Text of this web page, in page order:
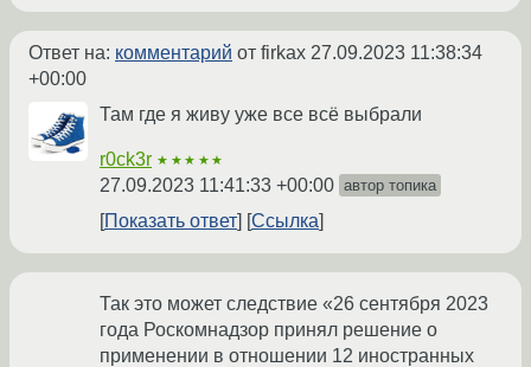
Ответ на: комментарий от firkax 27.09.2023 11:38:34
+00:00
Там где я живу уже все всё выбрали
r0ck3r ★★★★★
27.09.2023 11:41:33 +00:00 автор топика
Показать ответ Ссылка
Так это может следствие «26 сентября 2023
года Роскомнадзор принял решение о
применении в отношении 12 иностранных